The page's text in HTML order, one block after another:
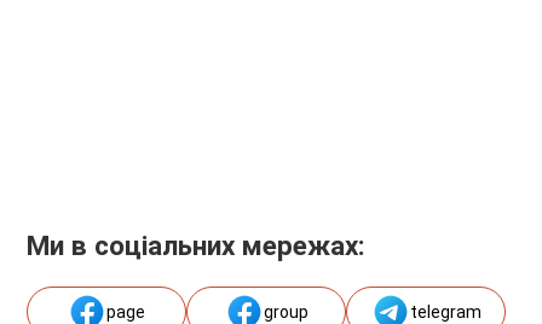
Ми в соціальних мережах:
page group telegram